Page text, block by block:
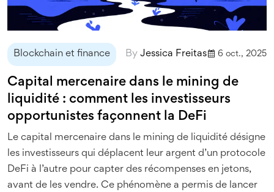
Blockchain et finance By Jessica Freitas 6 oct., 2025
Capital mercenaire dans le mining de
liquidité : comment les investisseurs
opportunistes façonnent la DeFi
Le capital mercenaire dans le mining de liquidité désigne
les investisseurs qui déplacent leur argent d’un protocole
DeFi à l’autre pour capter des récompenses en jetons,
avant de les vendre. Ce phénomène a permis de lancer